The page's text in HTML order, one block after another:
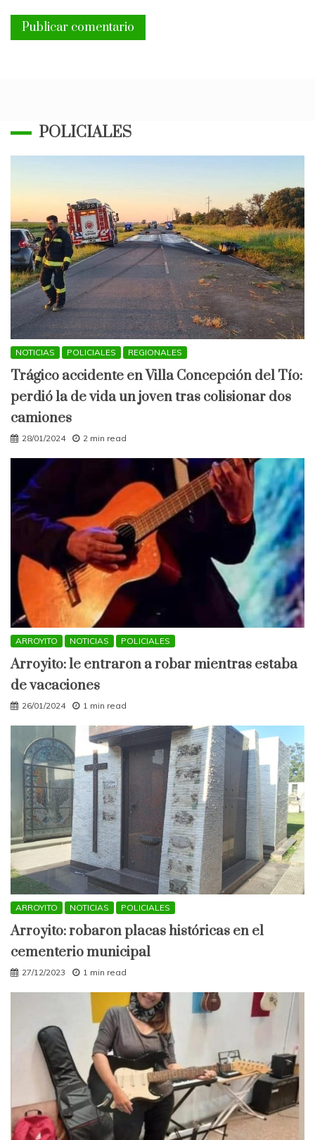
POLICIALES
NOTICIAS POLICIALES REGIONALES
Trágico accidente en Villa Concepción del Tío:
perdió la de vida un joven tras colisionar dos
camiones
28/01/2024 2 min read
ARROYITO NOTICIAS POLICIALES
Arroyito: le entraron a robar mientras estaba
de vacaciones
26/01/2024 1 min read
ARROYITO NOTICIAS POLICIALES
Arroyito: robaron placas históricas en el
cementerio municipal
27/12/2023 1 min read